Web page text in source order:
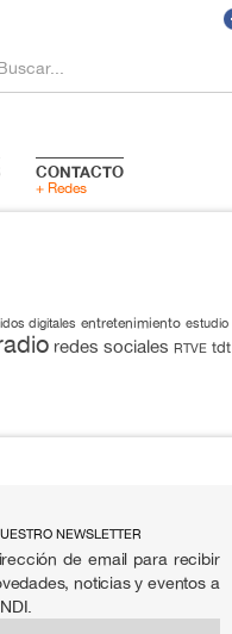
CONTACTO
+ Redes
digitales entretenimiento estudio
redes sociales RTVE tdt
NEWSLETTER
de email para recibir
noticias y eventos a